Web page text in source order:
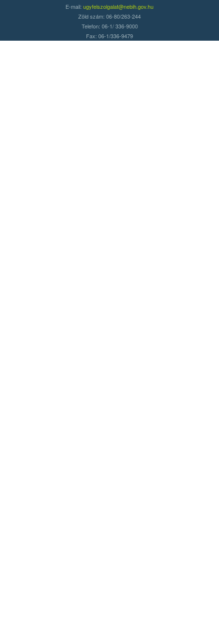
E-mail: ugyfelszolgalat@nebih.gov.hu
Zöld szám: 06-80/263-244
Telefon: 06-1/ 336-9000
Fax: 06-1/336-9479